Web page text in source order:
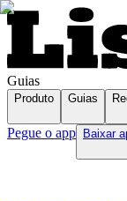
Guias
Produto Guias
Pegue o app Baixar